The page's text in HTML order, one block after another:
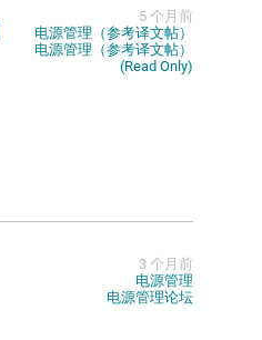
5 个月前
电源管理（参考译文帖）
电源管理（参考译文帖）
(Read Only)
3 个月前
电源管理
电源管理论坛